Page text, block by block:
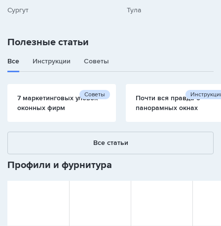
Сургут
Тула
Полезные статьи
Все Инструкции Советы
Советы
7 маркетинговых уловок
оконных фирм
Почти вся правда о
панорамных окнах
Все статьи
Профили и фурнитура